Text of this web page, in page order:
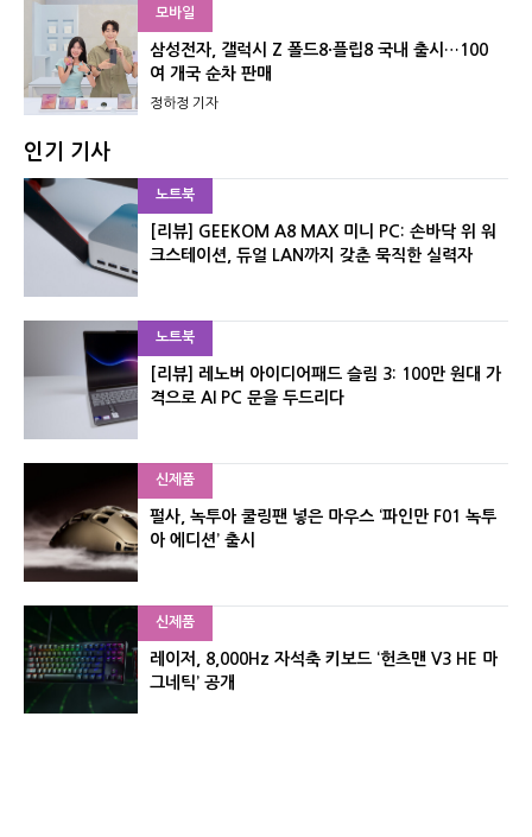
모바일
삼성전자, 갤럭시 Z 폴드8·플립8 국내 출시…100
여 개국 순차 판매
정하정 기자
인기 기사
노트북
[리뷰] GEEKOM A8 MAX 미니 PC: 손바닥 위 워
크스테이션, 듀얼 LAN까지 갖춘 묵직한 실력자
노트북
[리뷰] 레노버 아이디어패드 슬림 3: 100만 원대 가
격으로 AI PC 문을 두드리다
신제품
펄사, 녹투아 쿨링팬 넣은 마우스 ‘파인만 F01 녹투
아 에디션’ 출시
신제품
레이저, 8,000Hz 자석축 키보드 ‘헌츠맨 V3 HE 마
그네틱’ 공개